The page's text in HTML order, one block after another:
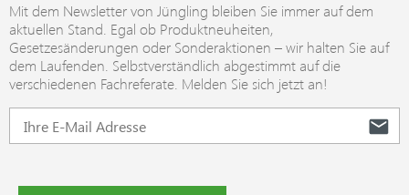
Mit dem Newsletter von Jüngling bleiben Sie immer auf dem
aktuellen Stand. Egal ob Produktneuheiten,
Gesetzesänderungen oder Sonderaktionen – wir halten Sie auf
dem Laufenden. Selbstverständlich abgestimmt auf die
verschiedenen Fachreferate. Melden Sie sich jetzt an!